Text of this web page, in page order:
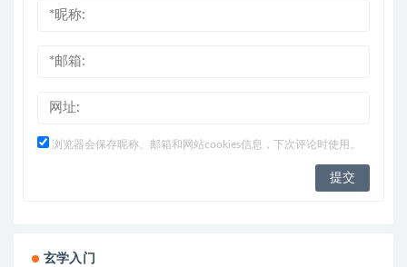
浏览器会保存昵称、邮箱和网站cookies信息，下次评论时使用。
玄学入门